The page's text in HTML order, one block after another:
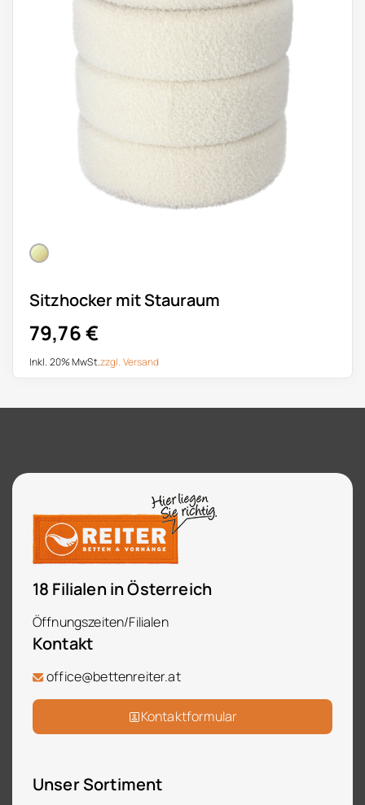
Sitzhocker mit Stauraum
79,76€
Inkl. 20% MwSt.zzgl. Versand
18 Filialen in Österreich
Öffnungszeiten/Filialen
Kontakt
office@bettenreiter.at
Kontaktformular
Unser Sortiment